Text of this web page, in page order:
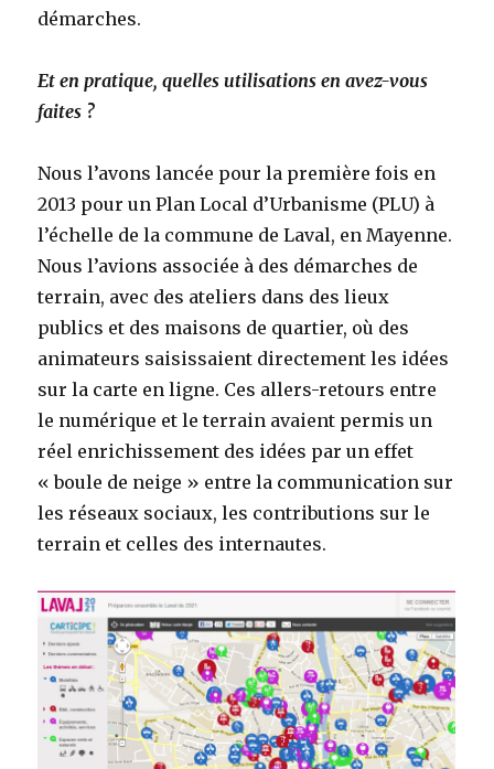
démarches.
Et en pratique, quelles utilisations en avez-vous
faites ?
Nous l’avons lancée pour la première fois en
2013 pour un Plan Local d’Urbanisme (PLU) à
l’échelle de la commune de Laval, en Mayenne.
Nous l’avions associée à des démarches de
terrain, avec des ateliers dans des lieux
publics et des maisons de quartier, où des
animateurs saisissaient directement les idées
sur la carte en ligne. Ces allers-retours entre
le numérique et le terrain avaient permis un
réel enrichissement des idées par un effet
« boule de neige » entre la communication sur
les réseaux sociaux, les contributions sur le
terrain et celles des internautes.